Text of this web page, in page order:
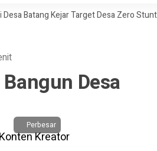
Kejar Target Desa Zero Stunting
Desa
Perbesar